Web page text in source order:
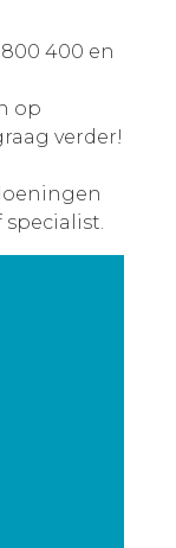
400 en
op
verder!